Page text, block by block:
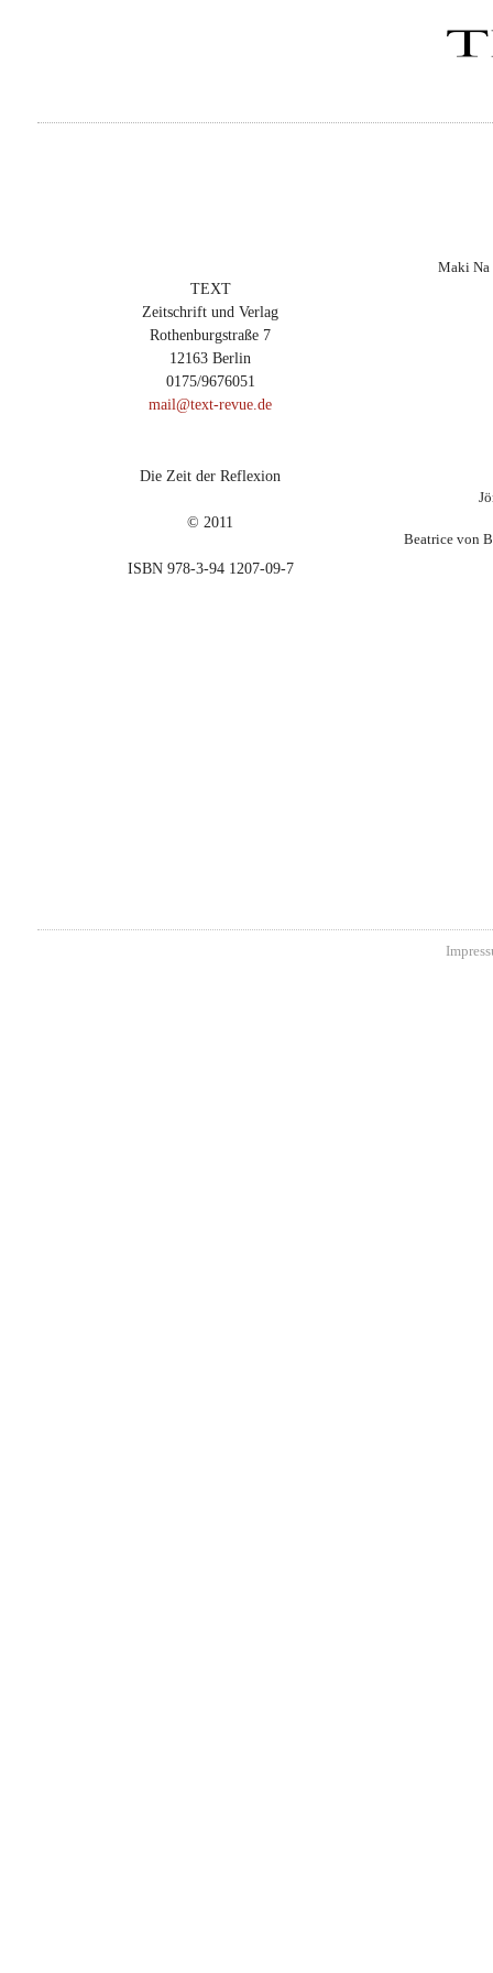
TEXT
Zeitschrift und Verlag
Rothenburgstraße 7
12163 Berlin
0175/9676051
mail@text-revue.de
Die Zeit der Reflexion
© 2011
ISBN 978-3-94 1207-09-7
Maki Na
Beatrice von